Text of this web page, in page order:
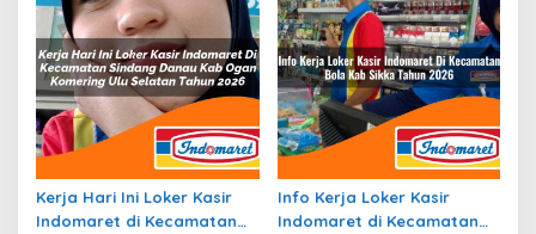
Kerja Hari Ini Loker Kasir
Indomaret di Kecamatan
Info Kerja Loker Kasir
Indomaret di Kecamatan